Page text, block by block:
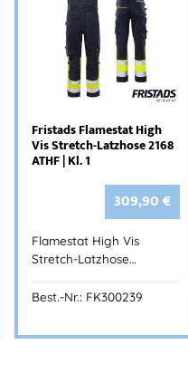
Fristads Flamestat High
Vis Stretch-Latzhose 2168
ATHF | Kl. 1
309,90€
Flamestat High Vis
Stretch-Latzhose…
Best.-Nr.: FK300239